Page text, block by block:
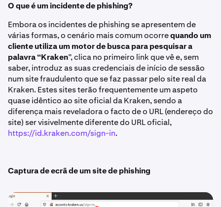
O que é um incidente de phishing?
Embora os incidentes de phishing se apresentem de
várias formas, o cenário mais comum ocorrequando um
cliente utiliza um motor de busca para pesquisar a
palavra “Kraken”, clica no primeiro link que vê e, sem
saber, introduz as suas credenciais de início de sessão
num site fraudulento que se faz passar pelo site real da
Kraken. Estes sites terão frequentemente um aspeto
quase idêntico ao site oficial da Kraken, sendo a
diferença mais reveladora o facto de o URL (endereço do
site) ser visivelmente diferente do URL oficial,
https://id.kraken.com/sign-in.
Captura de ecrã de um site de phishing